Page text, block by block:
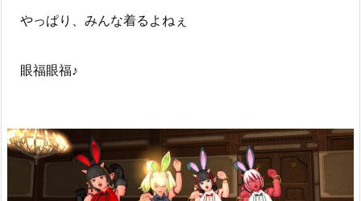
やっぱり、みんな着るよねぇ
眼福眼福♪